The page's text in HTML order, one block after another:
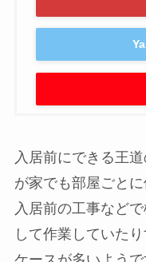
入居前にできる王
が家でも部屋ごとに
入居前の工事など
して作業していた